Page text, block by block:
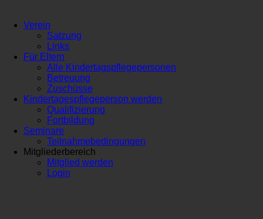
Verein
Satzung
Links
Für Eltern
Alle Kindertagspflegepersonen
Betreuung
Zuschüsse
Kindertagespflegeperson werden
Qualifizierung
Fortbildung
Seminare
Teilnahmebedingungen
Mitgliederbereich
Mitglied werden
Login